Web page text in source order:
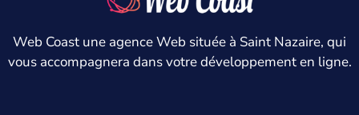
Web Coast une agence Web située à Saint Nazaire, qui
vous accompagnera dans votre développement en ligne.